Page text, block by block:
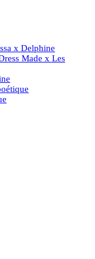
x Delphine
Made x Les